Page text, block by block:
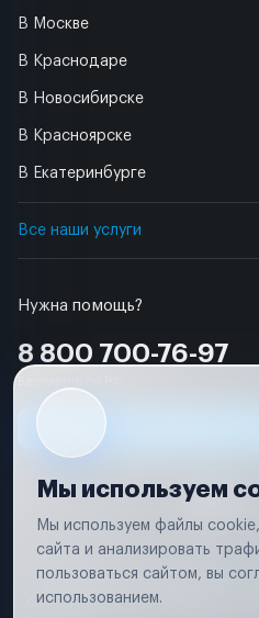
Нужна помощь?
8 800 700-76-97
В Москве
В Краснодаре
В Новосибирске
В Красноярске
В Екатеринбурге
Все наши услуги
Условия
Вся информация, представленная
соответствии с положениями
Мы используем
Мы используем файлы
сайта и анализировать
пользоваться сайтом, вы
использованием.